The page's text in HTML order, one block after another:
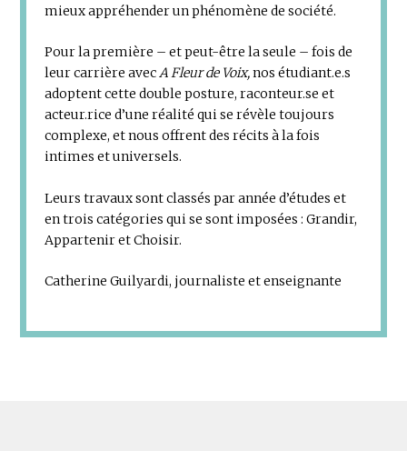
mieux appréhender un phénomène de société.
Pour la première – et peut-être la seule – fois de
leur carrière avecA Fleur de Voix,nos étudiant.e.s
adoptent cette double posture, raconteur.se et
acteur.rice d’une réalité qui se révèle toujours
complexe, et nous offrent des récits à la fois
intimes et universels.
Leurs travaux sont classés par année d’études et
en trois catégories qui se sont imposées : Grandir,
Appartenir et Choisir.
Catherine Guilyardi, journaliste et enseignante